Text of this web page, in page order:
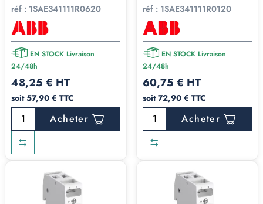
réf : 1SAE341111R0620
EN STOCK Livraison
24/48h
48,25 € HT
soit 57,90 € TTC
Acheter
réf : 1SAE341111R0120
EN STOCK Livraison
24/48h
60,75 € HT
soit 72,90 € TTC
Acheter